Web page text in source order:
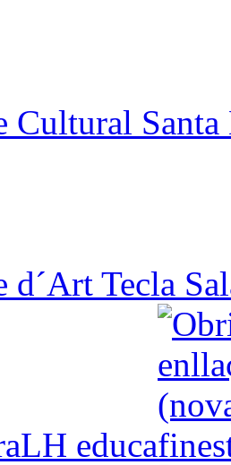
Cultural
d´Art Tecla
educa